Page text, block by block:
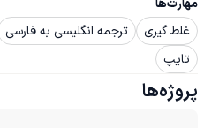
مهارت‌ها
غلط گیری
ترجمه انگلیسی به فارسی
تایپ
پروژه‌ها